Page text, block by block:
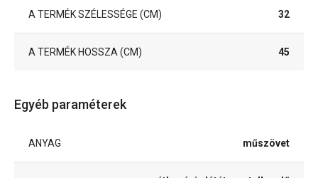
A TERMÉK SZÉLESSÉGE (CM) 32
A TERMÉK HOSSZA (CM) 45
Egyéb paraméterek
ANYAG műszövet